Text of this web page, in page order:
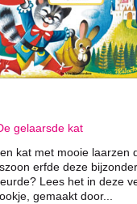
gelaarsde kat
kat met mooie laarzen
erfde deze
Lees het in deze
gemaakt door...